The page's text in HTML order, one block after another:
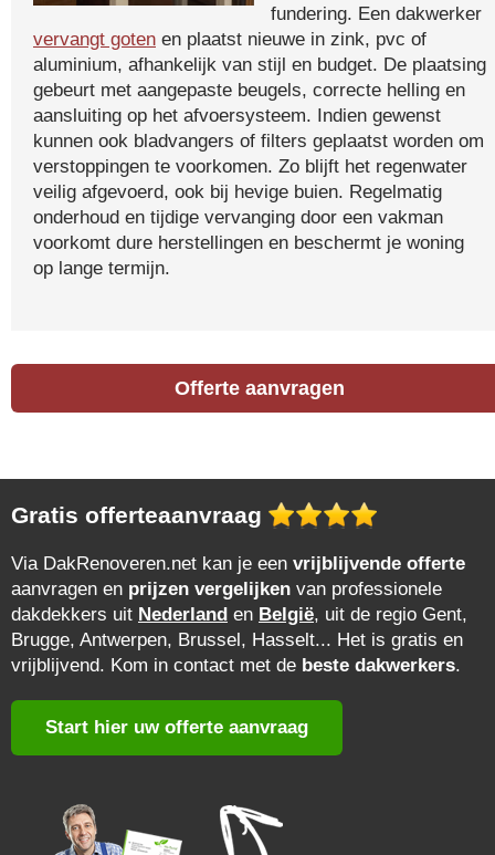
fundering. Een dakwerker
vervangt goten en plaatst nieuwe in zink, pvc of
aluminium, afhankelijk van stijl en budget. De plaatsing
gebeurt met aangepaste beugels, correcte helling en
aansluiting op het afvoersysteem. Indien gewenst
kunnen ook bladvangers of filters geplaatst worden om
verstoppingen te voorkomen. Zo blijft het regenwater
veilig afgevoerd, ook bij hevige buien. Regelmatig
onderhoud en tijdige vervanging door een vakman
voorkomt dure herstellingen en beschermt je woning
op lange termijn.
Offerte aanvragen
Gratis offerteaanvraag
Via DakRenoveren.net kan je een vrijblijvende offerte
aanvragen en prijzen vergelijken van professionele
dakdekkers uit Nederland en België, uit de regio Gent,
Brugge, Antwerpen, Brussel, Hasselt... Het is gratis en
vrijblijvend. Kom in contact met de beste dakwerkers.
Start hier uw offerte aanvraag